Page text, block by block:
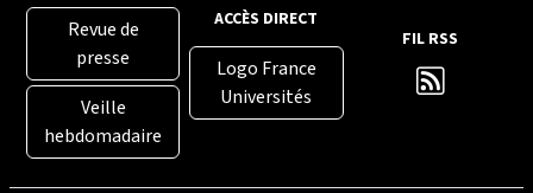
Revue de
presse
Veille
hebdomadaire
ACCÈS DIRECT
Logo France
Universités
FIL RSS